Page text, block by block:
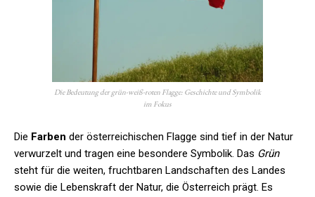
Die Bedeutung der grün-weiß-roten Flagge: Geschichte und Symbolik
im Fokus
Die Farben der österreichischen Flagge sind tief in der Natur
verwurzelt und tragen eine besondere Symbolik. Das Grün
steht für die weiten, fruchtbaren Landschaften des Landes
sowie die Lebenskraft der Natur, die Österreich prägt. Es